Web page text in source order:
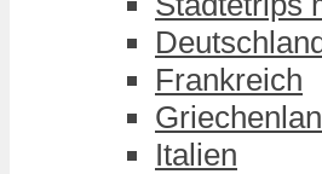
Frankreich
Italien